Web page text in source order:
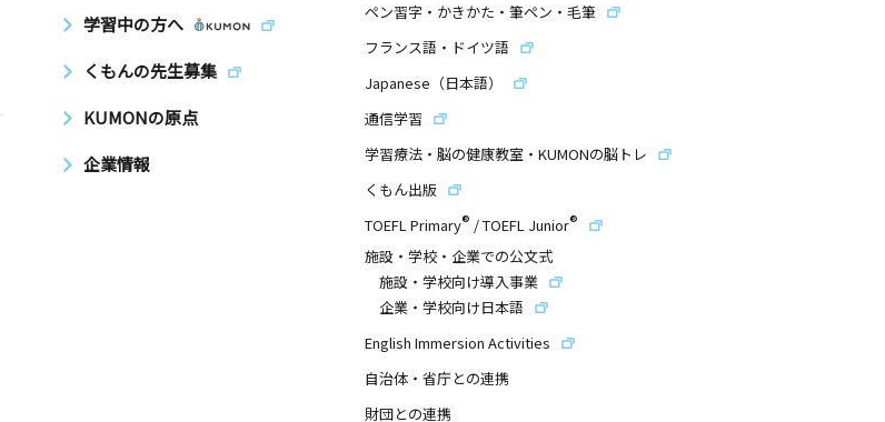
学習中の方へ
くもんの先生募集
KUMONの原点
企業情報
ペン習字・かきかた・筆ペン・毛筆
フランス語・ドイツ語
Japanese（日本語）
通信学習
学習療法・脳の健康教室・KUMONの脳トレ
くもん出版
TOEFL Primary® /TOEFL Junior®
施設・学校・企業での公文式
施設・学校向け導入事業
企業・学校向け日本語
English Immersion Activities
自治体・省庁との連携
財団との連携